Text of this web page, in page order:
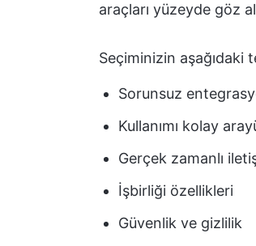
araçları yüzeyde göz
Seçiminizin aşağıdaki
Sorunsuz
Kullanımı kolay
Gerçek zamanlı
İşbirliği özellikleri
Güvenlik ve gizlilik